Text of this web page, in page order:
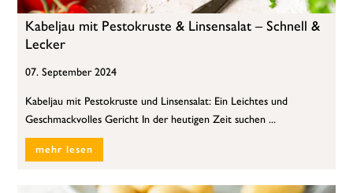
Kabeljau mit Pestokruste & Linsensalat – Schnell &
Lecker
07. September 2024
Kabeljau mit Pestokruste und Linsensalat: Ein Leichtes und
Geschmackvolles Gericht In der heutigen Zeit suchen ...
mehr lesen